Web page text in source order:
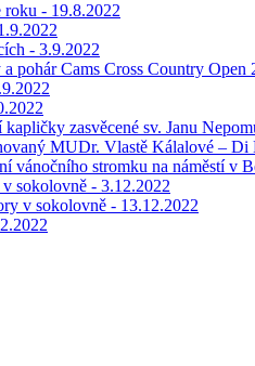
roku - 19.8.2022
- 3.9.2022
pohár Cams Cross Country Open
kapličky zasvěcené sv. Janu
MUDr. Vlastě Kálalové – Di
vánočního stromku na náměstí v
sokolovně - 3.12.2022
v sokolovně - 13.12.2022